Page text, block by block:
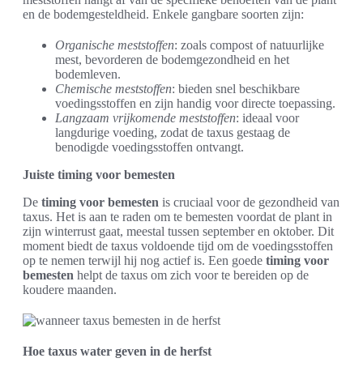
en de bodemgesteldheid. Enkele gangbare soorten zijn:
Organische meststoffen: zoals compost of natuurlijke
mest, bevorderen de bodemgezondheid en het
bodemleven.
Chemische meststoffen: bieden snel beschikbare
voedingsstoffen en zijn handig voor directe toepassing.
Langzaam vrijkomende meststoffen: ideaal voor
langdurige voeding, zodat de taxus gestaag de
benodigde voedingsstoffen ontvangt.
Juiste timing voor bemesten
De timing voor bemesten is cruciaal voor de gezondheid van
taxus. Het is aan te raden om te bemesten voordat de plant in
zijn winterrust gaat, meestal tussen september en oktober. Dit
moment biedt de taxus voldoende tijd om de voedingsstoffen
op te nemen terwijl hij nog actief is. Een goede timing voor
bemesten helpt de taxus om zich voor te bereiden op de
koudere maanden.
Hoe taxus water geven in de herfst